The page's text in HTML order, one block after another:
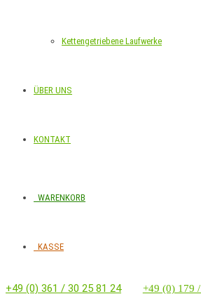
Kettengetriebene Laufwerke
ÜBER UNS
KONTAKT
WARENKORB
KASSE
+49 (0) 361 / 30 25 81 24 +49 (0) 179